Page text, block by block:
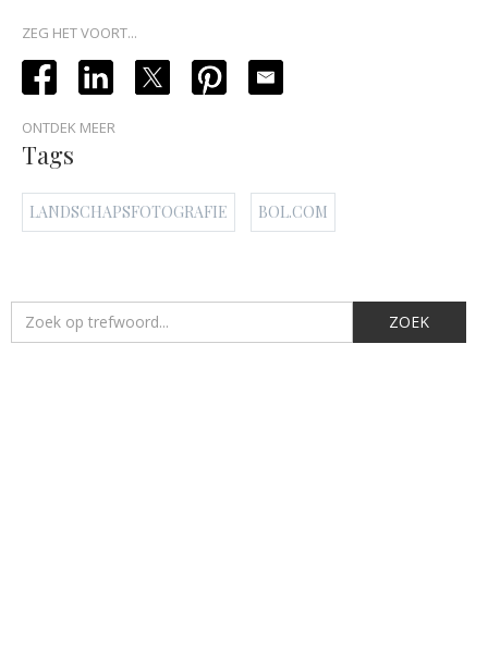
ZEG HET VOORT...
ONTDEK MEER
Tags
LANDSCHAPSFOTOGRAFIE BOL.COM